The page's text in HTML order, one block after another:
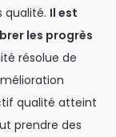
qualité. Il est
les progrès
résolue de
qualité atteint
prendre des